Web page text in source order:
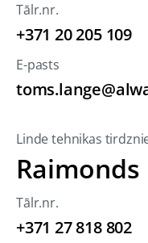
Tālr.nr.
+371 20 205 109
E-pasts
Linde tehnikas
Raimonds
Tālr.nr.
+371 27 818 802